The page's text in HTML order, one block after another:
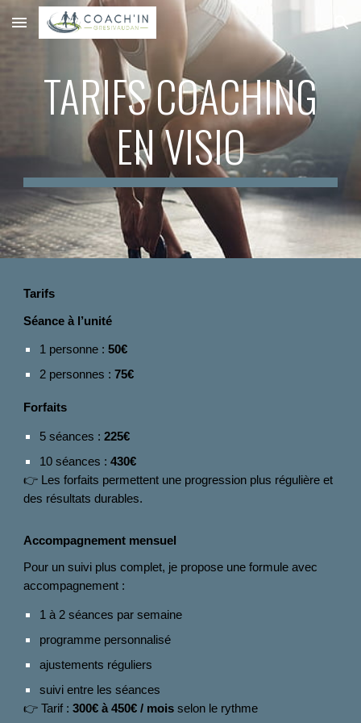
Skip to main content Skip to navigation
TARIFS COACHING
EN VISIO
Tarifs
Séance à l’unité
1 personne :50€
2 personnes :75€
Forfaits
5 séances :225€
10 séances :430€
👉 Les forfaits permettent une progression plus régulière et
des résultats durables.
Accompagnement mensuel
Pour un suivi plus complet, je propose une formule avec
accompagnement :
1 à 2 séances par semaine
programme personnalisé
ajustements réguliers
suivi entre les séances
👉 Tarif :300€ à 450€ / mois selon le rythme